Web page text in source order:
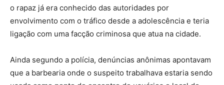
o rapaz já era conhecido das autoridades por
envolvimento com o tráfico desde a adolescência e teria
ligação com uma facção criminosa que atua na cidade.
Ainda segundo a polícia, denúncias anônimas apontavam
que a barbearia onde o suspeito trabalhava estaria sendo